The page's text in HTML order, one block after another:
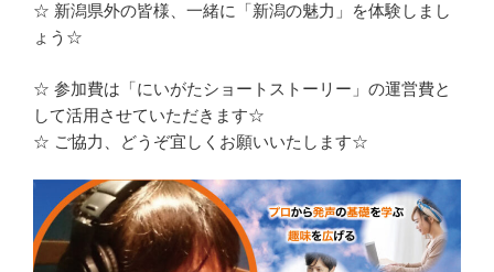
☆ 新潟県外の皆様、一緒に「新潟の魅力」を体験しまし
ょう☆
☆ 参加費は「にいがたショートストーリー」の運営費と
して活用させていただきます☆
☆ ご協力、どうぞ宜しくお願いいたします☆